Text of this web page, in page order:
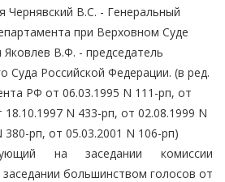
Чернявский В.С. - Генеральный
при Верховном Суде
В.Ф. - председатель
Суда Российской Федерации. (в ред.
РФ от 06.03.1995 N 111-рп, от
N 433-рп, от 02.08.1999 N
380-рп, от 05.03.2001 N 106-рп)
на заседании комиссии
большинством голосов от